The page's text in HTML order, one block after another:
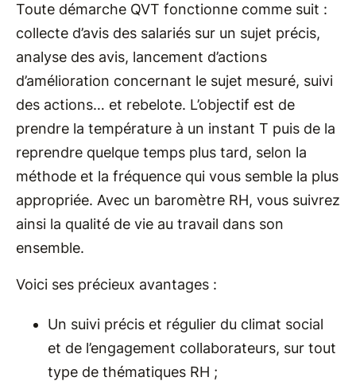
Toute démarche QVT fonctionne comme suit :
collecte d’avis des salariés sur un sujet précis,
analyse des avis, lancement d’actions
d’amélioration concernant le sujet mesuré, suivi
des actions… et rebelote. L’objectif est de
prendre la température à un instant T puis de la
reprendre quelque temps plus tard, selon la
méthode et la fréquence qui vous semble la plus
appropriée. Avec un baromètre RH, vous suivrez
ainsi la qualité de vie au travail dans son
ensemble.
Voici ses précieux avantages :
Un suivi précis et régulier du climat social
et de l’engagement collaborateurs, sur tout
type de thématiques RH ;